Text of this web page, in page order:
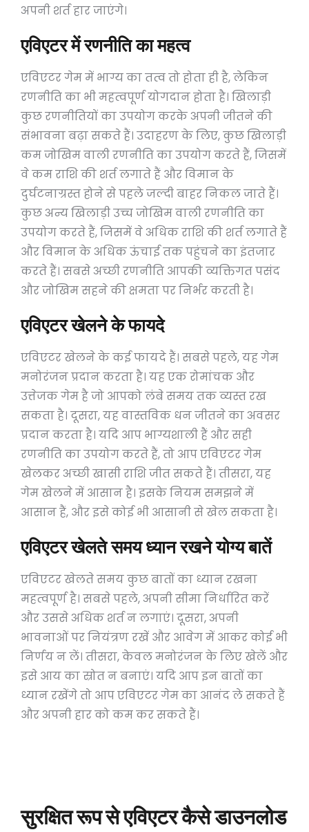
अपनी शर्त हार जाएंगे।
एविएटर में रणनीति का महत्व
एविएटर गेम में भाग्य का तत्व तो होता ही है, लेकिन
रणनीति का भी महत्वपूर्ण योगदान होता है। खिलाड़ी
कुछ रणनीतियों का उपयोग करके अपनी जीतने की
संभावना बढ़ा सकते हैं। उदाहरण के लिए, कुछ खिलाड़ी
कम जोखिम वाली रणनीति का उपयोग करते हैं, जिसमें
वे कम राशि की शर्त लगाते हैं और विमान के
दुर्घटनाग्रस्त होने से पहले जल्दी बाहर निकल जाते हैं।
कुछ अन्य खिलाड़ी उच्च जोखिम वाली रणनीति का
उपयोग करते हैं, जिसमें वे अधिक राशि की शर्त लगाते हैं
और विमान के अधिक ऊंचाई तक पहुंचने का इंतजार
करते हैं। सबसे अच्छी रणनीति आपकी व्यक्तिगत पसंद
और जोखिम सहने की क्षमता पर निर्भर करती है।
एविएटर खेलने के फायदे
एविएटर खेलने के कई फायदे हैं। सबसे पहले, यह गेम
मनोरंजन प्रदान करता है। यह एक रोमांचक और
उत्तेजक गेम है जो आपको लंबे समय तक व्यस्त रख
सकता है। दूसरा, यह वास्तविक धन जीतने का अवसर
प्रदान करता है। यदि आप भाग्यशाली हैं और सही
रणनीति का उपयोग करते हैं, तो आप एविएटर गेम
खेलकर अच्छी खासी राशि जीत सकते हैं। तीसरा, यह
गेम खेलने में आसान है। इसके नियम समझने में
आसान हैं, और इसे कोई भी आसानी से खेल सकता है।
एविएटर खेलते समय ध्यान रखने योग्य बातें
एविएटर खेलते समय कुछ बातों का ध्यान रखना
महत्वपूर्ण है। सबसे पहले, अपनी सीमा निर्धारित करें
और उससे अधिक शर्त न लगाएं। दूसरा, अपनी
भावनाओं पर नियंत्रण रखें और आवेग में आकर कोई भी
निर्णय न लें। तीसरा, केवल मनोरंजन के लिए खेलें और
इसे आय का स्रोत न बनाएं। यदि आप इन बातों का
ध्यान रखेंगे तो आप एविएटर गेम का आनंद ले सकते हैं
और अपनी हार को कम कर सकते हैं।
सुरक्षित रूप से एविएटर कैसे डाउनलोड